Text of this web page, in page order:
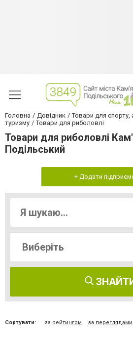
Головна Довідник
Товари для спорту,
туризму
Товари для риболовлі
Товари для риболовлі
Подільський
+ Додати
Сортувати: за рейтингом за переглядами